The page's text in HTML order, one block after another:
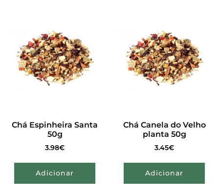
Chá Espinheira Santa
50g
3.98€
Adicionar
Chá Canela do Velho
planta 50g
3.45€
Adicionar